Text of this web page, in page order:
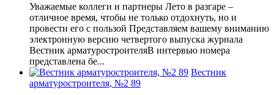
Уважаемые коллеги и партнеры Лето в разгаре –
отличное время, чтобы не только отдохнуть, но и
провести его с пользой Представляем вашему вниманию
электронную версию четвертого выпуска журнала
Вестник арматуростроителяВ интервью номера
представлена бе...
Вестник
арматуростроителя, №2 89